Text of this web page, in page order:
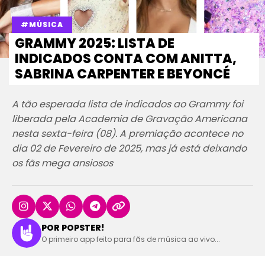
#MÚSICA
GRAMMY 2025: LISTA DE
INDICADOS CONTA COM ANITTA,
SABRINA CARPENTER E BEYONCÉ
A tão esperada lista de indicados ao Grammy foi
liberada pela Academia de Gravação Americana
nesta sexta-feira (08). A premiação acontece no
dia 02 de Fevereiro de 2025, mas já está deixando
os fãs mega ansiosos
POR POPSTER!
O primeiro app feito para fãs de música ao vivo...